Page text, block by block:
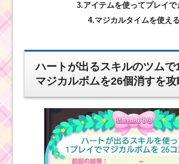
3.アイテムを使ってプレイで
4.マジカルタイムを使える
ハートが出るスキルのツムで
マジカルボムを26個消すを攻